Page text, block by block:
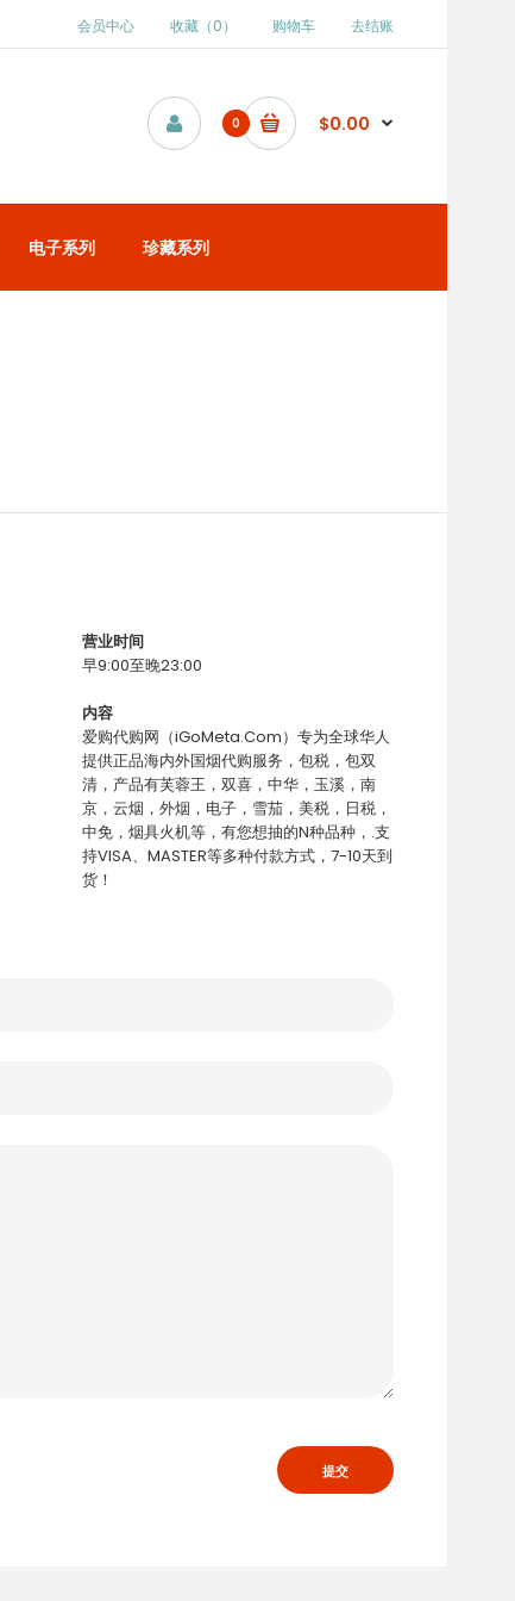
会员中心 收藏（0） 购物车 去结账
0 $0.00
电子系列 珍藏系列
营业时间
早9:00至晚23:00
内容
爱购代购网（iGoMeta.Com）专为全球华人
提供正品海内外国烟代购服务，包税，包双
清，产品有芙蓉王，双喜，中华，玉溪，南
京，云烟，外烟，电子，雪茄，美税，日税，
中免，烟具火机等，有您想抽的N种品种，.支
持VISA、MASTER等多种付款方式，7-10天到
货！